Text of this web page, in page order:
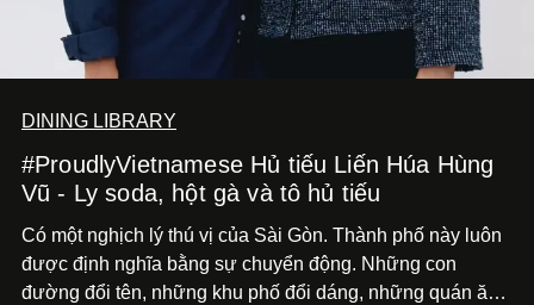
DINING LIBRARY
#ProudlyVietnamese Hủ tiếu Liến Húa Hùng
Vũ - Ly soda, hột gà và tô hủ tiếu
Có một nghịch lý thú vị của Sài Gòn. Thành phố này luôn
được định nghĩa bằng sự chuyển động. Những con
đường đổi tên, những khu phố đổi dáng, những quán ăn